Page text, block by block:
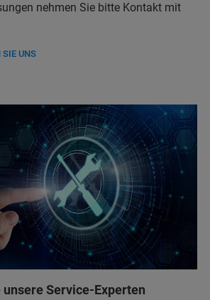
nehmen Sie bitte Kontakt mit
SIE UNS
Service-Experten